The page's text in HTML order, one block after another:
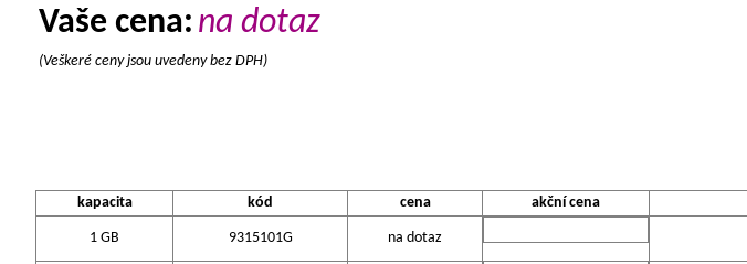
Vaše cena: na dotaz
(Veškeré ceny jsou uvedeny bez DPH)
kapacita kód cena akční cena
1 GB 9315101G na dotaz